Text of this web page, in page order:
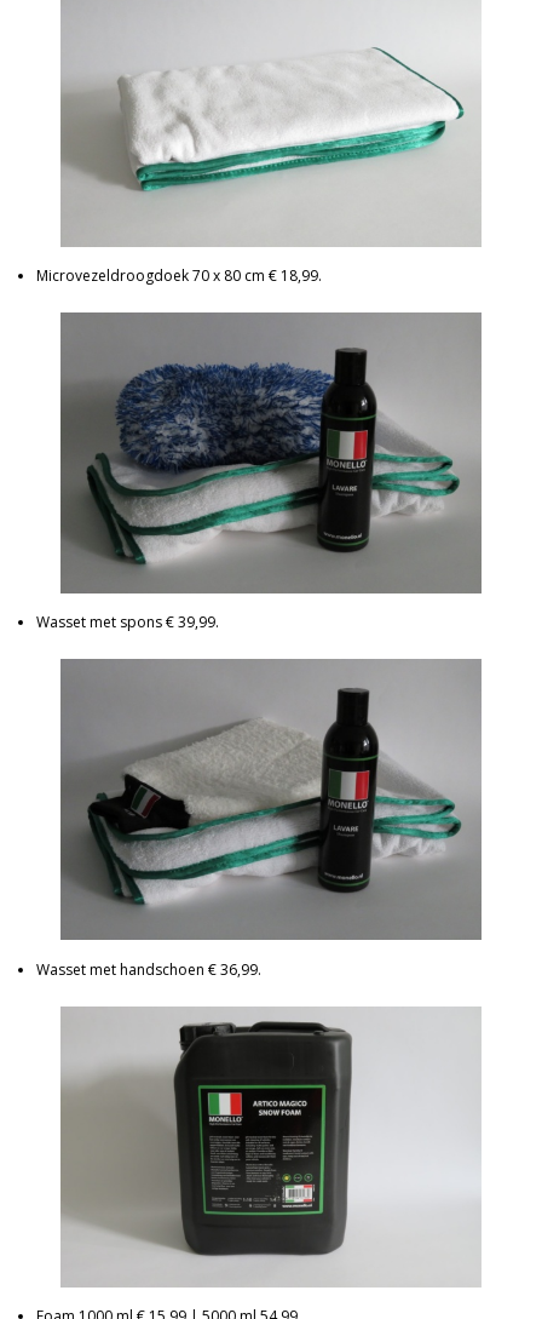
Microvezeldroogdoek 70 x 80 cm € 18,99.
Wasset met spons € 39,99.
Wasset met handschoen € 36,99.